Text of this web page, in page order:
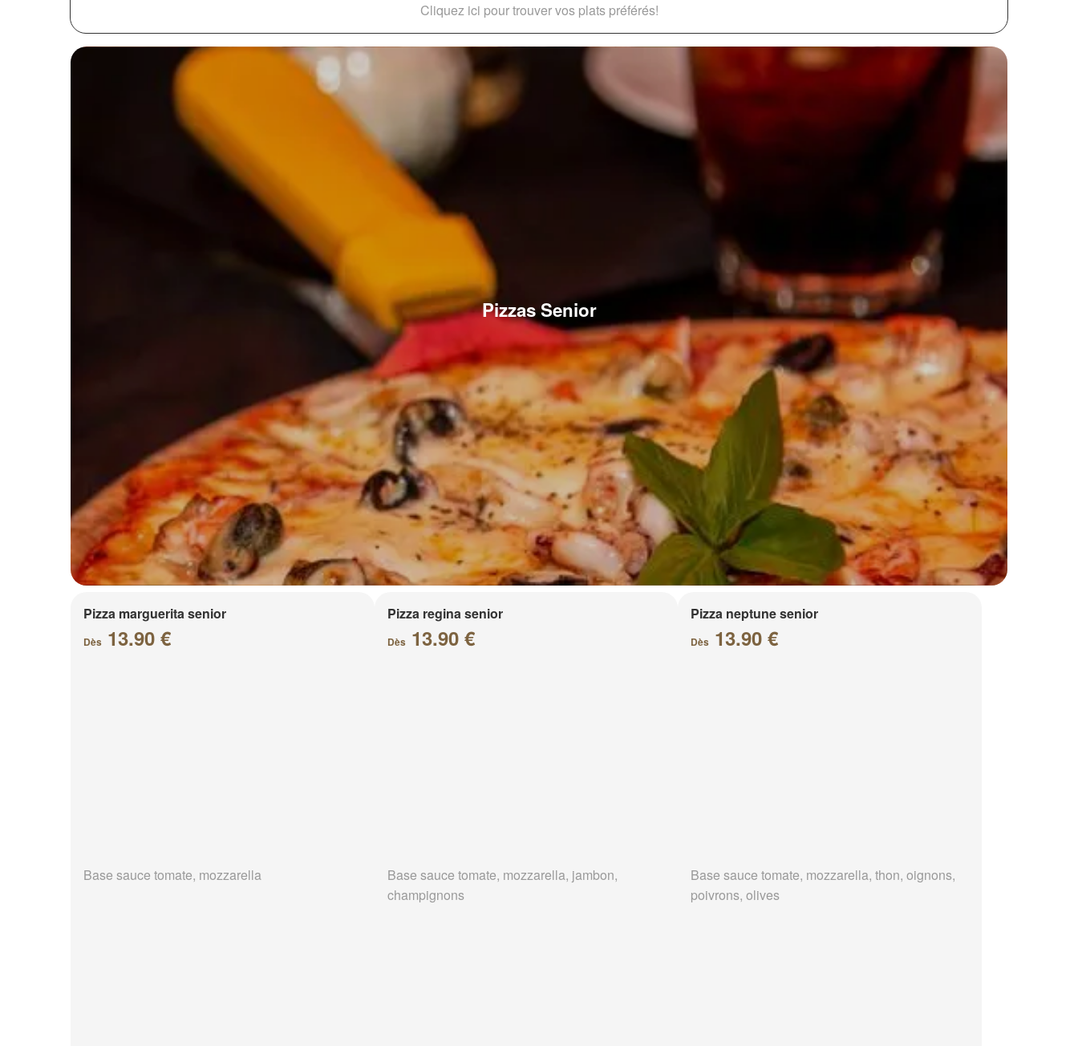
Cliquez ici pour trouver vos plats préférés!
Pizzas Senior
Pizza marguerita senior
Dès 13.90 €
Base sauce tomate, mozzarella
Pizza regina senior
Dès 13.90 €
Base sauce tomate, mozzarella, jambon,
champignons
Pizza neptune senior
Dès 13.90 €
Base sauce tomate, mozzarella, thon, oignons,
poivrons, olives